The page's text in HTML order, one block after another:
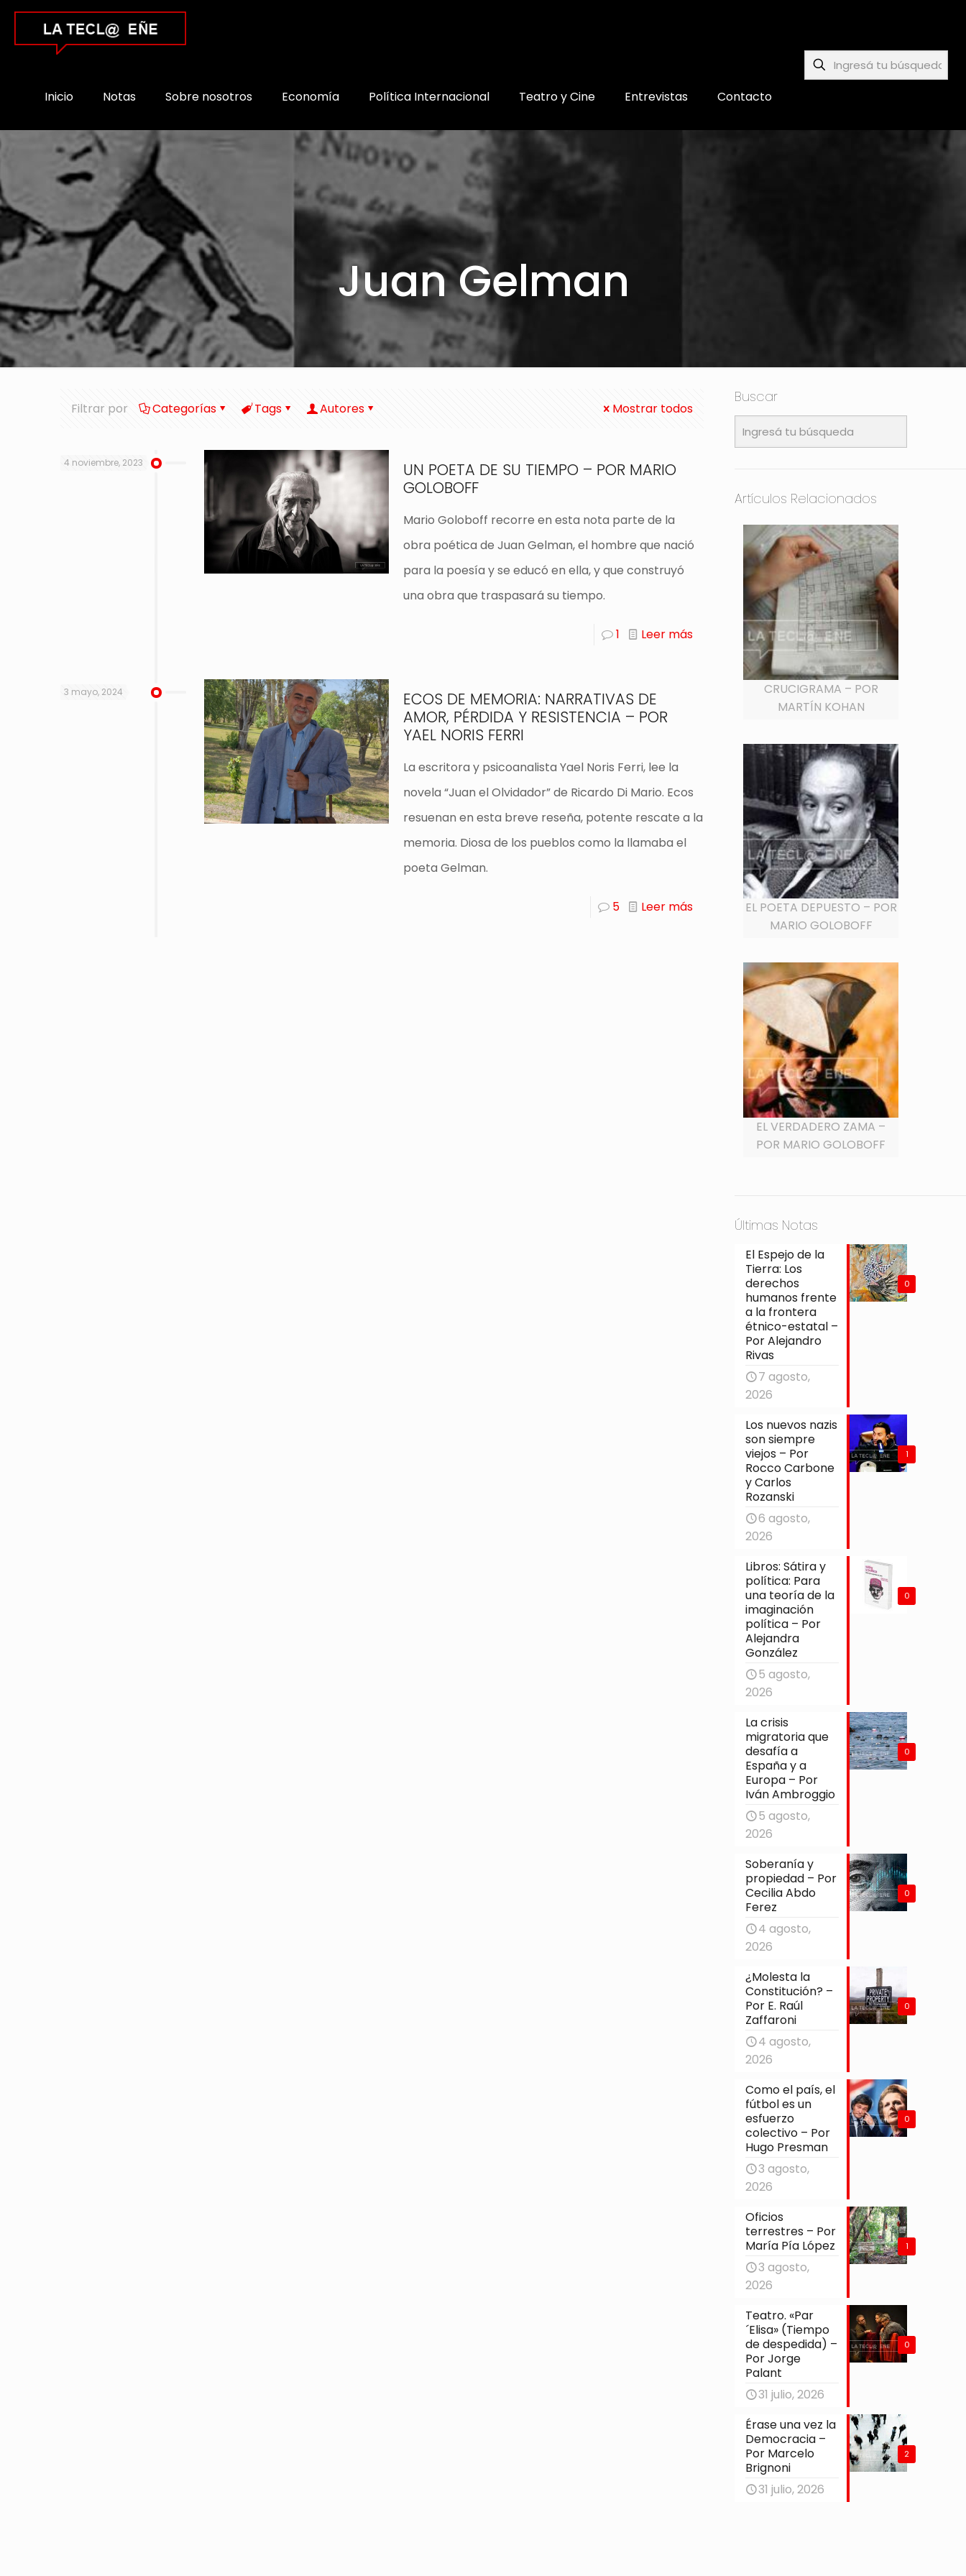
Inicio Notas Sobre nosotros Economía Política Internacional Teatro y Cine Entrevistas Contacto
Juan Gelman
Filtrar por Categorías Tags Autores Mostrar todos
4 noviembre, 2023
UN POETA DE SU TIEMPO – POR MARIO
GOLOBOFF
Mario Goloboff recorre en esta nota parte de la
obra poética de Juan Gelman, el hombre que nació
para la poesía y se educó en ella, y que construyó
una obra que traspasará su tiempo.
1 Leer más
3 mayo, 2024
ECOS DE MEMORIA: NARRATIVAS DE
AMOR, PÉRDIDA Y RESISTENCIA – POR
YAEL NORIS FERRI
La escritora y psicoanalista Yael Noris Ferri, lee la
novela “Juan el Olvidador” de Ricardo Di Mario. Ecos
resuenan en esta breve reseña, potente rescate a la
memoria. Diosa de los pueblos como la llamaba el
poeta Gelman.
5 Leer más
Buscar
Artículos Relacionados
CRUCIGRAMA – POR
MARTÍN KOHAN
EL POETA DEPUESTO – POR
MARIO GOLOBOFF
EL VERDADERO ZAMA –
POR MARIO GOLOBOFF
Últimas Notas
0
El Espejo de la
Tierra: Los
derechos
humanos frente
a la frontera
étnico-estatal –
Por Alejandro
Rivas
7 agosto,
2026
1
Los nuevos nazis
son siempre
viejos – Por
Rocco Carbone
y Carlos
Rozanski
6 agosto,
2026
0
Libros: Sátira y
política: Para
una teoría de la
imaginación
política – Por
Alejandra
González
5 agosto,
2026
0
La crisis
migratoria que
desafía a
España y a
Europa – Por
Iván Ambroggio
5 agosto,
2026
0
Soberanía y
propiedad – Por
Cecilia Abdo
Ferez
4 agosto,
2026
0
¿Molesta la
Constitución? –
Por E. Raúl
Zaffaroni
4 agosto,
2026
0
Como el país, el
fútbol es un
esfuerzo
colectivo – Por
Hugo Presman
3 agosto,
2026
1
Oficios
terrestres – Por
María Pía López
3 agosto,
2026
0
Teatro. «Par
´Elisa» (Tiempo
de despedida) –
Por Jorge
Palant
31 julio, 2026
2
Érase una vez la
Democracia –
Por Marcelo
Brignoni
31 julio, 2026